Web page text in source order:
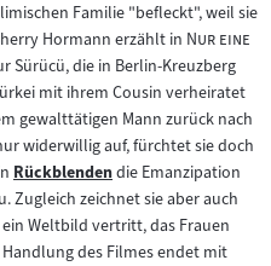
Familie "befleckt", weil sie
Hormann erzählt in "Nur eine
Sürücü, die in Berlin-Kreuzberg
mit ihrem Cousin verheiratet
gewalttätigen Mann zurück nach
widerwillig auf, fürchtet sie doch
Zum
Inhalt:
Rückblendendie Emanzipation
Zugleich zeichnet sie aber auch
Weltbild vertritt, das Frauen
des Filmes endet mit